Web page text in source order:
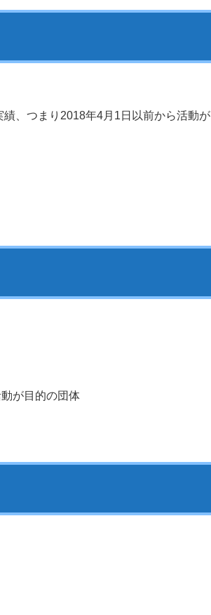
、つまり2018年4月1日以前から活動が
が目的の団体